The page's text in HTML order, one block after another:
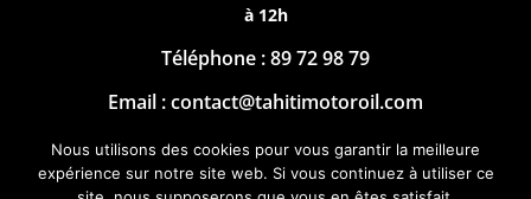
à 12h
Téléphone : 89 72 98 79
Email : contact@tahitimotoroil.com
Mentions Légales
by
Nous utilisons des cookies pour vous garantir la meilleure
expérience sur notre site web. Si vous continuez à utiliser ce